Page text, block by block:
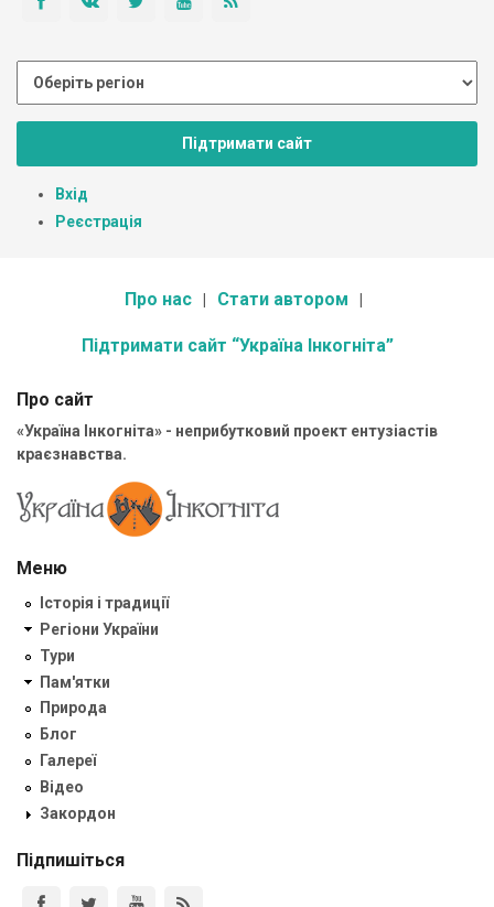
Підтримати сайт
Вхід
Реєстрація
Про нас Стати автором
Підтримати сайт “Україна Інкогніта”
Про сайт
«Україна Інкогніта» - неприбутковий проект ентузіастів
краєзнавства.
Меню
Історія і традиції
Регіони України
Тури
Пам'ятки
Природа
Блог
Галереї
Відео
Закордон
Підпишіться